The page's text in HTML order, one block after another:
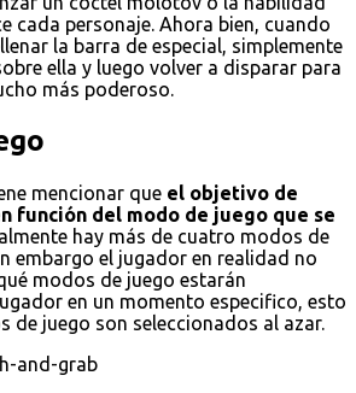
cada personaje. Ahora bien, cuando
la barra de especial, simplemente
ella y luego volver a disparar para
más poderoso.
mencionar que el objetivo de
función del modo de juego que se
hay más de cuatro modos de
embargo el jugador en realidad no
modos de juego estarán
en un momento especifico, esto
de juego son seleccionados al azar.